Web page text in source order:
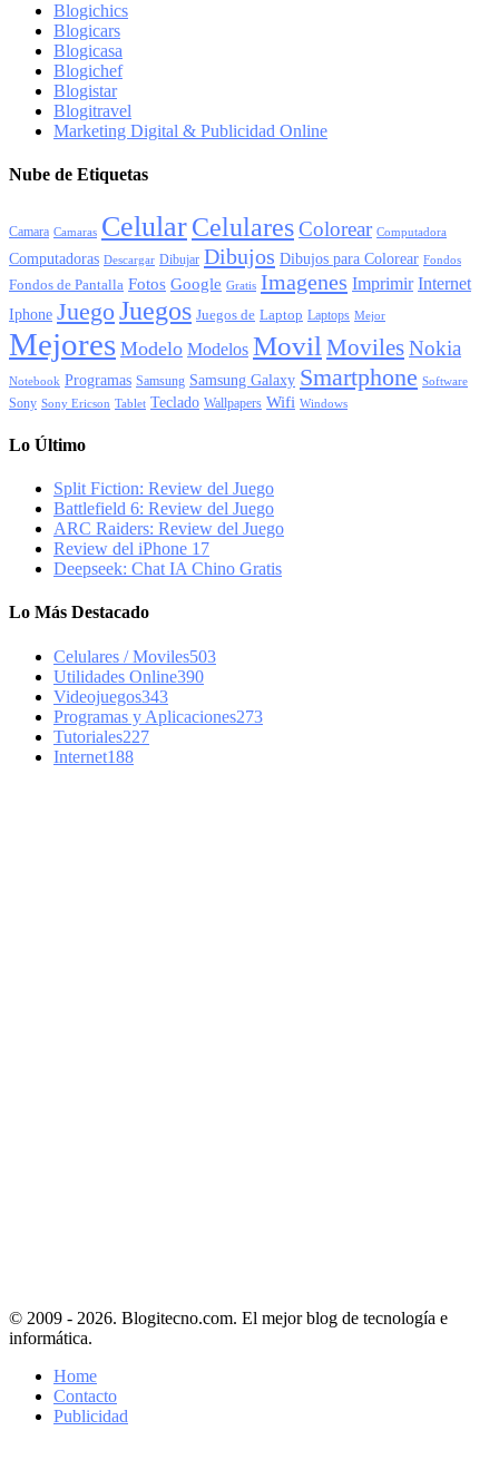
Blogichics
Blogicars
Blogicasa
Blogichef
Blogistar
Blogitravel
Marketing Digital & Publicidad Online
Nube de Etiquetas
Camara Camaras CelularCelularesColorear Computadora
Computadoras Descargar Dibujar Dibujos Dibujos para Colorear Fondos
Fondos de Pantalla Fotos Google Gratis Imagenes Imprimir Internet
Iphone Juego Juegos Juegos de Laptop Laptops Mejor
Mejores Modelo Modelos Movil MovilesNokia
Notebook Programas Samsung Samsung Galaxy Smartphone Software
Sony Sony Ericson Tablet Teclado Wallpapers Wifi Windows
Lo Último
Split Fiction: Review del Juego
Battlefield 6: Review del Juego
ARC Raiders: Review del Juego
Review del iPhone 17
Deepseek: Chat IA Chino Gratis
Lo Más Destacado
Celulares / Moviles503
Utilidades Online390
Videojuegos343
Programas y Aplicaciones273
Tutoriales227
Internet188
© 2009 - 2026. Blogitecno.com. El mejor blog de tecnología e
informática.
Home
Contacto
Publicidad